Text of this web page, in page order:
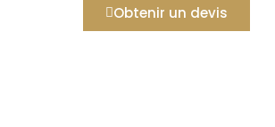
Obtenir un devis